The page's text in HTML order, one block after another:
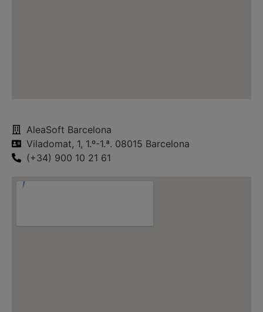
AleaSoft Barcelona
Viladomat, 1, 1.º-1.ª. 08015 Barcelona
(+34) 900 10 21 61